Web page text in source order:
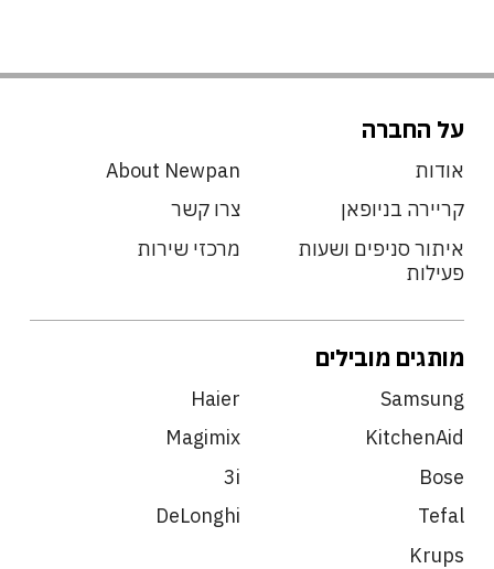
על החברה
אודות
About Newpan
קריירה בניופאן
צרו קשר
איתור סניפים ושעות
פעילות
מרכזי שירות
מותגים מובילים
Samsung
Haier
KitchenAid
Magimix
Bose
3i
Tefal
DeLonghi
Krups